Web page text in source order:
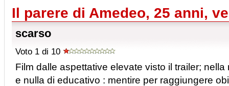
Il parere di Amedeo, 25 anni,
scarso
Voto 1 di 10
Film dalle aspettative elevate visto il trailer;
e nulla di educativo : mentire per raggiungere